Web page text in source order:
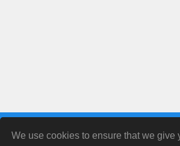
We use cookies to ensure that we give